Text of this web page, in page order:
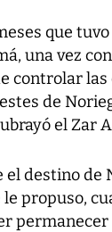
que
una vez
controlar
de
el Zar
destino de
propuso,